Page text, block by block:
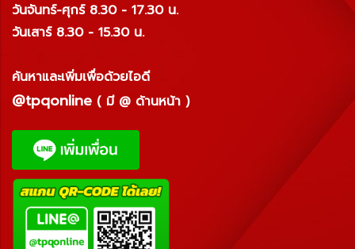
วันจันทร์-ศุกร์ 8.30 - 17.30 น.
วันเสาร์ 8.30 - 15.30 น.
ค้นหาและเพิ่มเพื่อด้วยไอดี
@tpqonline ( มี @ ด้านหน้า )